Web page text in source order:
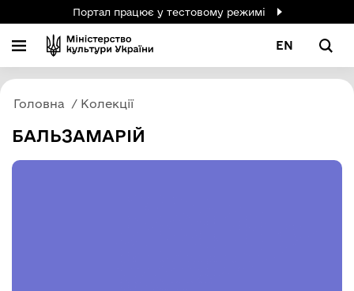
Портал працює у тестовому режимі
EN
Головна Колекції
БАЛЬЗАМАРІЙ